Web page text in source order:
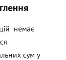
немає
сум у